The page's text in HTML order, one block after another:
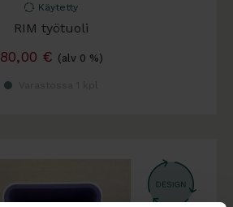
Käytetty
RIM työtuoli
80,00 € (alv 0 %)